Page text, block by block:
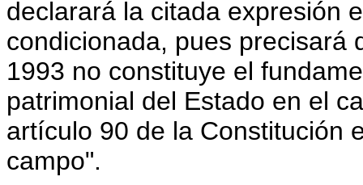
declarará la citada expresión
condicionada, pues precisará
1993 no constituye el
patrimonial del Estado en el
artículo 90 de la Constitución
campo".